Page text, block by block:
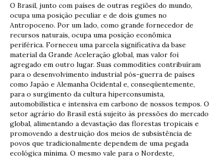
O Brasil, junto com países de outras regiões do mundo,
ocupa uma posição peculiar e de dois gumes no
Antropoceno. Por um lado, como grande fornecedor de
recursos naturais, ocupa uma posição econômica
periférica. Forneceu uma parcela significativa da base
material da Grande Aceleração global, mas valor foi
agregado em outro lugar. Suas commodities contribuíram
para o desenvolvimento industrial pós-guerra de países
como Japão e Alemanha Ocidental e, conseqüentemente,
para o surgimento da cultura hiperconsumista,
automobilística e intensiva em carbono de nossos tempos. O
setor agrário do Brasil está sujeito às pressões do mercado
global, alimentando a devastação das florestas tropicais e
promovendo a destruição dos meios de subsistência de
povos que tradicionalmente dependem de uma pegada
ecológica mínima. O mesmo vale para o Nordeste,